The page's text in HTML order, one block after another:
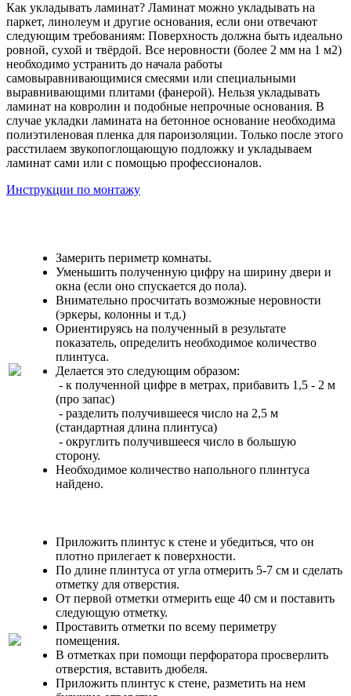
Как укладывать ламинат? Ламинат можно укладывать на
паркет, линолеум и другие основания, если они отвечают
следующим требованиям: Поверхность должна быть идеально
ровной, сухой и твёрдой. Все неровности (более 2 мм на 1 м2)
необходимо устранить до начала работы
самовыравнивающимися смесями или специальными
выравнивающими плитами (фанерой). Нельзя укладывать
ламинат на ковролин и подобные непрочные основания. В
случае укладки ламината на бетонное основание необходима
полиэтиленовая пленка для пароизоляции. Только после этого
расстилаем звукопоглощающую подложку и укладываем
ламинат сами или с помощью профессионалов.
Инструкции по монтажу
Замерить периметр комнаты.
Уменьшить полученную цифру на ширину двери и
окна (если оно спускается до пола).
Внимательно просчитать возможные неровности
(эркеры, колонны и т.д.)
Ориентируясь на полученный в результате
показатель, определить необходимое количество
плинтуса.
Делается это следующим образом:
- к полученной цифре в метрах, прибавить 1,5 - 2 м
(про запас)
- разделить получившееся число на 2,5 м
(стандартная длина плинтуса)
- округлить получившееся число в большую
сторону.
Необходимое количество напольного плинтуса
найдено.
Приложить плинтус к стене и убедиться, что он
плотно прилегает к поверхности.
По длине плинтуса от угла отмерить 5-7 см и сделать
отметку для отверстия.
От первой отметки отмерить еще 40 см и поставить
следующую отметку.
Проставить отметки по всему периметру
помещения.
В отметках при помощи перфоратора просверлить
отверстия, вставить дюбеля.
Приложить плинтус к стене, разметить на нем